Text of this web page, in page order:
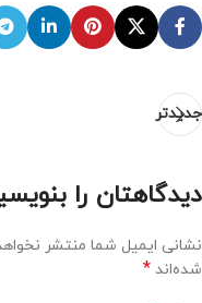
جدیدتر
دیدگاهتان را
نشانی ایمیل شما منتشر
شده‌اند *